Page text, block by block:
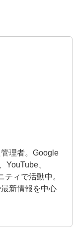
理者。Google
YouTube、
ィで活動中。
新情報を中心